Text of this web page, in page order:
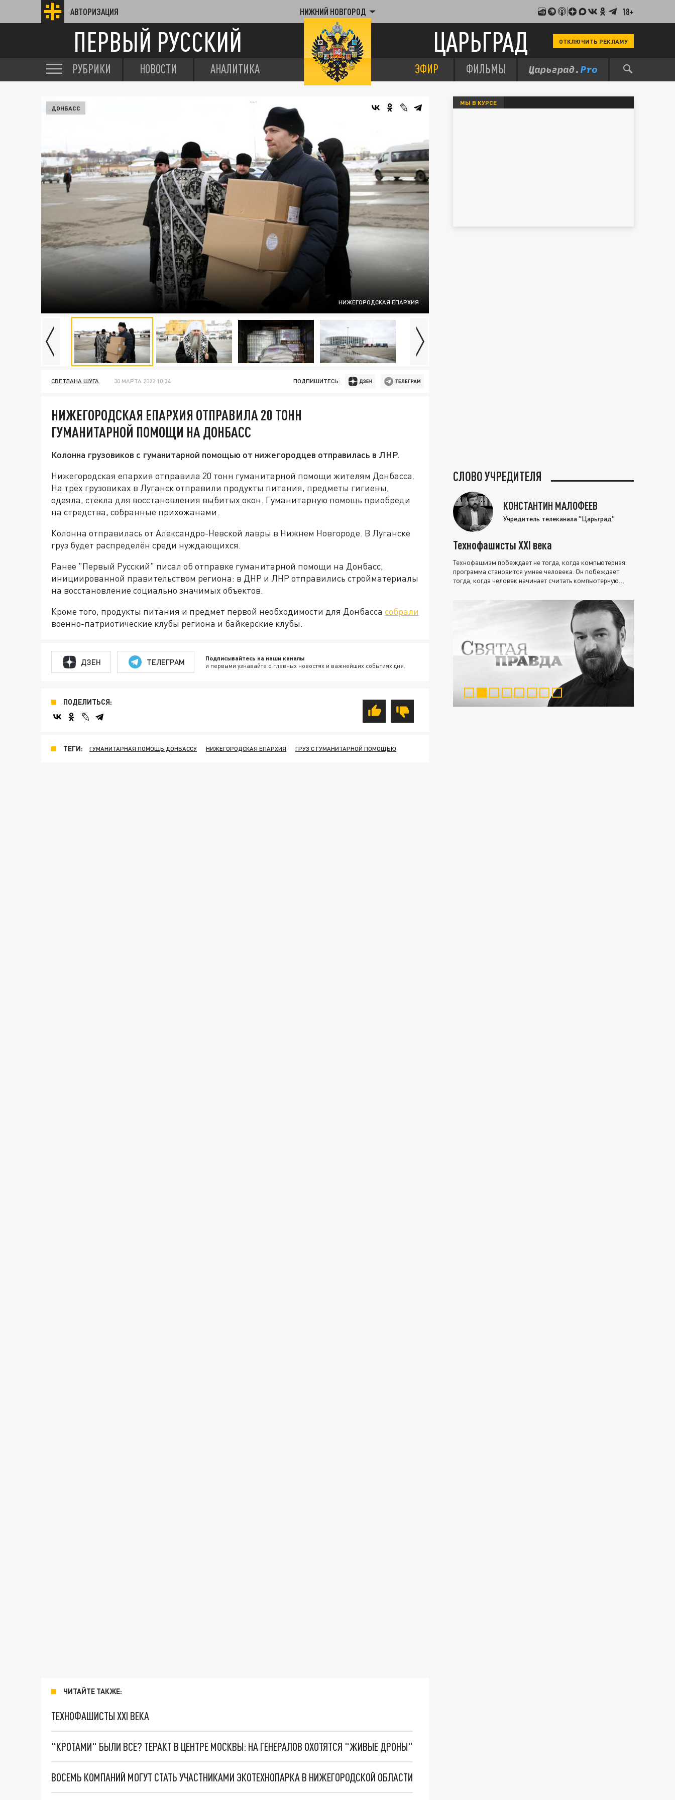
АВТОРИЗАЦИЯ НИЖНИЙ НОВГОРОД 18+
ПЕРВЫЙ РУССКИЙ ЦАРЬГРАД ОТКЛЮЧИТЬ РЕКЛАМУ
РУБРИКИ НОВОСТИ АНАЛИТИКА ЭФИР ФИЛЬМЫ
НИЖЕГОРОДСКАЯ ЕПАРХИЯ
ДОНБАСС
СВЕТЛАНА ШУГА 30 МАРТА 2022 10:34 ПОДПИШИТЕСЬ:
НИЖЕГОРОДСКАЯ ЕПАРХИЯ ОТПРАВИЛА 20 ТОНН
ГУМАНИТАРНОЙ ПОМОЩИ НА ДОНБАСС
Колонна грузовиков с гуманитарной помощью от нижегородцев отправилась в ЛНР.
Нижегородская епархия отправила 20 тонн гуманитарной помощи жителям Донбасса.
На трёх грузовиках в Луганск отправили продукты питания, предметы гигиены,
одеяла, стёкла для восстановления выбитых окон. Гуманитарную помощь приобреди
на стредства, собранные прихожанами.
Колонна отправилась от Александро-Невской лавры в Нижнем Новгороде. В Луганске
груз будет распределён среди нуждающихся.
Ранее "Первый Русский" писал об отправке гуманитарной помощи на Донбасс,
инициированной правительством региона: в ДНР и ЛНР отправились стройматериалы
на восстановление социально значимых объектов.
Кроме того, продукты питания и предмет первой необходимости для Донбасса собрали
военно-патриотические клубы региона и байкерские клубы.
ДЗЕН ТЕЛЕГРАМ Подписывайтесь на наши каналы
и первыми узнавайте о главных новостях и важнейших событиях дня.
ПОДЕЛИТЬСЯ:
ТЕГИ: ГУМАНИТАРНАЯ ПОМОЩЬ ДОНБАССУ НИЖЕГОРОДСКАЯ ЕПАРХИЯ ГРУЗ С ГУМАНИТАРНОЙ ПОМОЩЬЮ
ЧИТАЙТЕ ТАКЖЕ:
ТЕХНОФАШИСТЫ XXI ВЕКА
"КРОТАМИ" БЫЛИ ВСЕ? ТЕРАКТ В ЦЕНТРЕ МОСКВЫ: НА ГЕНЕРАЛОВ ОХОТЯТСЯ "ЖИВЫЕ ДРОНЫ"
ВОСЕМЬ КОМПАНИЙ МОГУТ СТАТЬ УЧАСТНИКАМИ ЭКОТЕХНОПАРКА В НИЖЕГОРОДСКОЙ ОБЛАСТИ
МЫ В КУРСЕ
СЛОВО УЧРЕДИТЕЛЯ
КОНСТАНТИН МАЛОФЕЕВ
Учредитель телеканала "Царьград"
Технофашисты XXI века
Технофашизм побеждает не тогда, когда компьютерная
программа становится умнее человека. Он побеждает
тогда, когда человек начинает считать компьютерную